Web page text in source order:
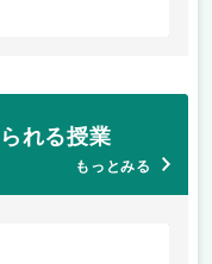
れる授業
もっとみる